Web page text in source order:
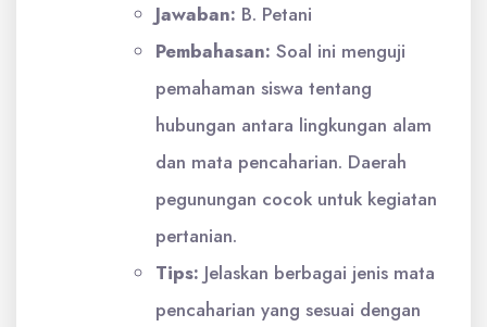
Jawaban: B. Petani
Pembahasan: Soal ini menguji
pemahaman siswa tentang
hubungan antara lingkungan alam
dan mata pencaharian. Daerah
pegunungan cocok untuk kegiatan
pertanian.
Tips: Jelaskan berbagai jenis mata
pencaharian yang sesuai dengan